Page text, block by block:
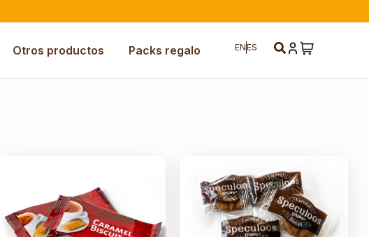
Otros productos Packs regalo ENES